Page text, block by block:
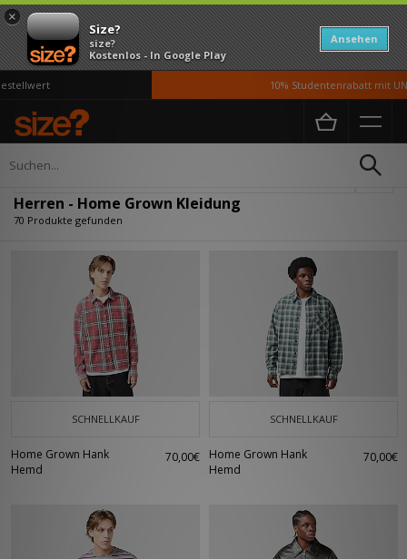
×
Size?
size?
Kostenlos - In Google Play
Ansehen
10% Studentenrabatt mit
Home Herren
Herren - Home Grown Kleidung
70 Produkte gefunden
SCHNELLKAUF
Home Grown Hank
Hemd
70,00€
SCHNELLKAUF
Home Grown Hank
Hemd
70,00€